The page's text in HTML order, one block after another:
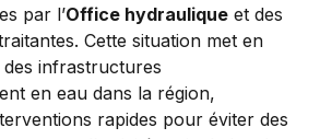
par l’Office hydraulique et des
Cette situation met en
infrastructures
en eau dans la région,
rapides pour éviter des